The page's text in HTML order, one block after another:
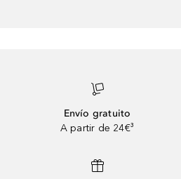
Envío gratuito
A partir de 24€³